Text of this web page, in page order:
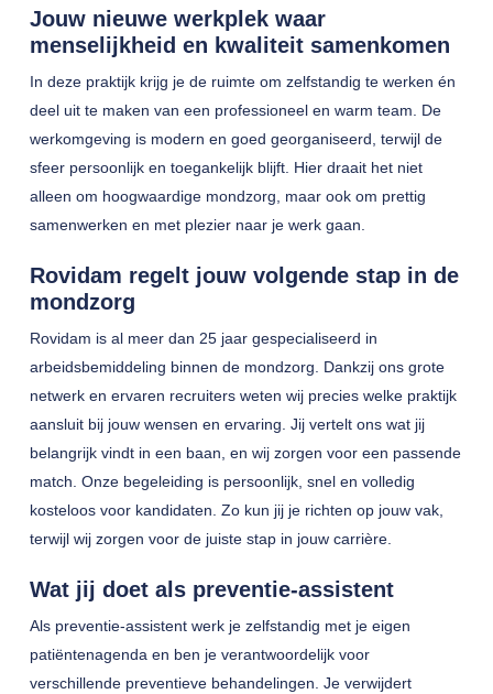
Jouw nieuwe werkplek waar
menselijkheid en kwaliteit samenkomen
In deze praktijk krijg je de ruimte om zelfstandig te werken én
deel uit te maken van een professioneel en warm team. De
werkomgeving is modern en goed georganiseerd, terwijl de
sfeer persoonlijk en toegankelijk blijft. Hier draait het niet
alleen om hoogwaardige mondzorg, maar ook om prettig
samenwerken en met plezier naar je werk gaan.
Rovidam regelt jouw volgende stap in de
mondzorg
Rovidam is al meer dan 25 jaar gespecialiseerd in
arbeidsbemiddeling binnen de mondzorg. Dankzij ons grote
netwerk en ervaren recruiters weten wij precies welke praktijk
aansluit bij jouw wensen en ervaring. Jij vertelt ons wat jij
belangrijk vindt in een baan, en wij zorgen voor een passende
match. Onze begeleiding is persoonlijk, snel en volledig
kosteloos voor kandidaten. Zo kun jij je richten op jouw vak,
terwijl wij zorgen voor de juiste stap in jouw carrière.
Wat jij doet als preventie-assistent
Als preventie-assistent werk je zelfstandig met je eigen
patiëntenagenda en ben je verantwoordelijk voor
verschillende preventieve behandelingen. Je verwijdert